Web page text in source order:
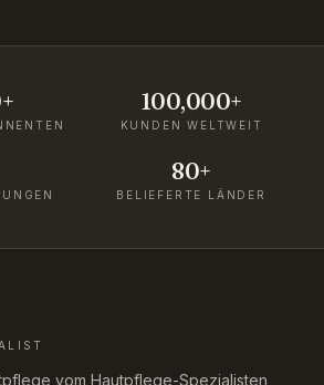
100,000+
KUNDEN WELTWEIT
80+
BELIEFERTE LÄNDER
vom Hautpflege-Spezialisten